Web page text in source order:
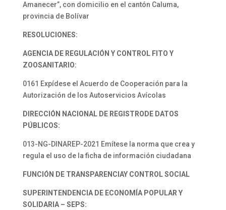
Amanecer”, con domicilio en el cantón Caluma,
provincia de Bolívar
RESOLUCIONES:
AGENCIA DE REGULACIÓN Y CONTROL FITO Y
ZOOSANITARIO:
0161 Expídese el Acuerdo de Cooperación para la
Autorización de los Autoservicios Avícolas
DIRECCIÓN NACIONAL DE REGISTRODE DATOS
PÚBLICOS:
013-NG-DINAREP-2021 Emítese la norma que crea y
regula el uso de la ficha de información ciudadana
FUNCIÓN DE TRANSPARENCIAY CONTROL SOCIAL
SUPERINTENDENCIA DE ECONOMÍA POPULAR Y
SOLIDARIA – SEPS: